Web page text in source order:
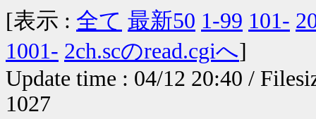
[表示 : 全て 最新50 1-99 101-
1001- 2ch.scのread.cgiへ]
Update time : 04/12 20:40 /
1027